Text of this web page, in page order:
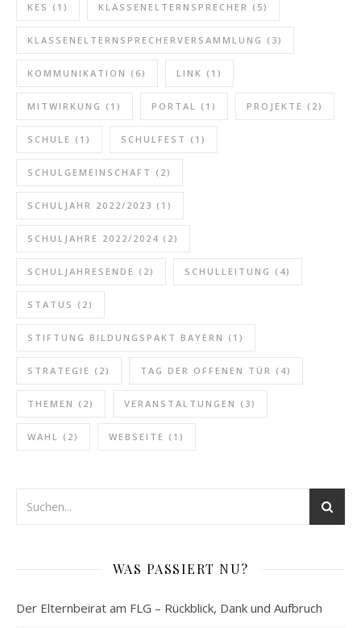
KES (1) KLASSENELTERNSPRECHER (5)
KLASSENELTERNSPRECHERVERSAMMLUNG (3)
KOMMUNIKATION (6) LINK (1)
MITWIRKUNG (1) PORTAL (1) PROJEKTE (2)
SCHULE (1) SCHULFEST (1)
SCHULGEMEINSCHAFT (2)
SCHULJAHR 2022/2023 (1)
SCHULJAHRE 2022/2024 (2)
SCHULJAHRESENDE (2) SCHULLEITUNG (4)
STATUS (2)
STIFTUNG BILDUNGSPAKT BAYERN (1)
STRATEGIE (2) TAG DER OFFENEN TÜR (4)
THEMEN (2) VERANSTALTUNGEN (3)
WAHL (2) WEBSEITE (1)
WAS PASSIERT NU?
Der Elternbeirat am FLG – Rückblick, Dank und Aufbruch